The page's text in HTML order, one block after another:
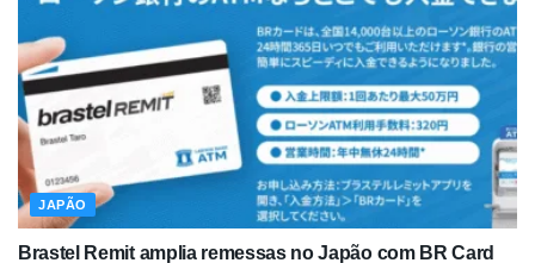
JAPÃO
Brastel Remit amplia remessas no Japão com BR Card